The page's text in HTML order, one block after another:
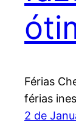
Férias
férias
2 de